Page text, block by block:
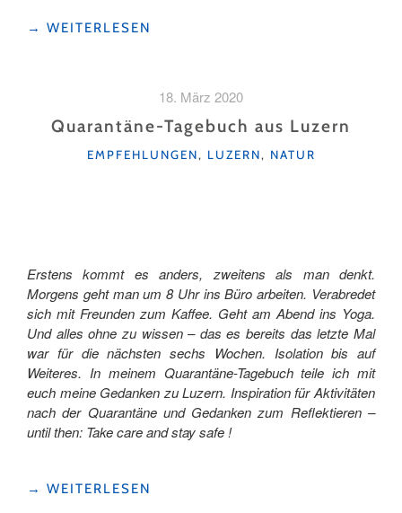
"TOP
RIGI"
→ WEITERLESEN
18. März 2020
Quarantäne-Tagebuch aus Luzern
KATEGORIEN
EMPFEHLUNGEN, LUZERN, NATUR
Erstens kommt es anders, zweitens als man denkt.
Morgens geht man um 8 Uhr ins Büro arbeiten. Verabredet
sich mit Freunden zum Kaffee. Geht am Abend ins Yoga.
Und alles ohne zu wissen – das es bereits das letzte Mal
war für die nächsten sechs Wochen. Isolation bis auf
Weiteres. In meinem Quarantäne-Tagebuch teile ich mit
euch meine Gedanken zu Luzern. Inspiration für Aktivitäten
nach der Quarantäne und Gedanken zum Reflektieren –
until then: Take care and stay safe !
"QUARANTÄNE-
→ WEITERLESEN